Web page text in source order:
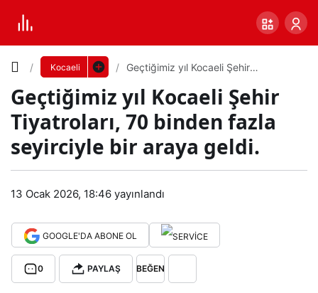
Kocaeli
Geçtiğimiz yıl Kocaeli Şehir
bir araya geldi.
Geçtiğimiz yıl Kocaeli Şehir
Tiyatroları, 70 binden fazla
seyirciyle bir araya geldi.
13 Ocak 2026, 18:46 yayınlandı
GOOGLE'DA ABONE OL
0 PAYLAŞ BEĞEN
Geç
miz
yıl
Yazı
Boyutunu
Ayarla
Varsayılana
0 PAYLAŞ